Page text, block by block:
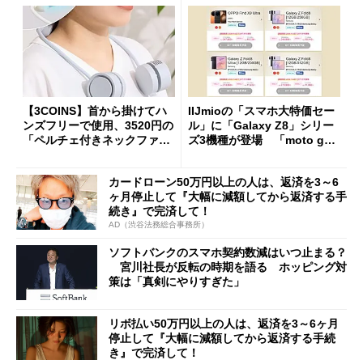
【3COINS】首から掛けてハ
ンズフリーで使用、3520円の
「ペルチェ付きネックファ
IIJmioの「スマホ大特価セー
ル」に「Galaxy Z8」シリー
ズ3機種が登場 「moto g37
カードローン50万円以上の人は、返済を3～6
ヶ月停止して『大幅に減額してから返済する手
続き』で完済して！
AD（渋谷法務総合事務所）
ソフトバンクのスマホ契約数減はいつ止まる？
宮川社長が反転の時期を語る ホッピング対
策は「真剣にやりすぎた」
リボ払い50万円以上の人は、返済を3～6ヶ月
停止して『大幅に減額してから返済する手続
き』で完済して！